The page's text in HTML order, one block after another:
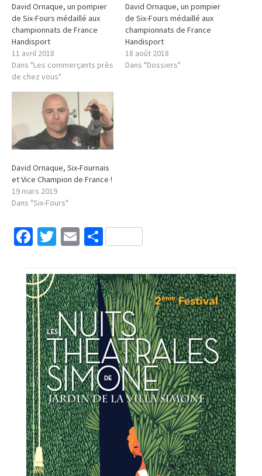
David Ornaque, un pompier
de Six-Fours médaillé aux
championnats de France
Handisport
11 avril 2018
Dans "Les commerçants près
de chez vous"
David Ornaque, un pompier
de Six-Fours médaillé aux
championnats de France
Handisport
18 août 2018
Dans "Dossiers"
David Ornaque, Six-Fournais
et Vice Champion de France !
19 mars 2019
Dans "Six-Fours"
Facebook
Twitter
EmailPartager